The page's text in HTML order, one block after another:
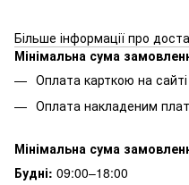
Більше інформації про
Мінімальна сума
Оплата карткою на сайті
Оплата накладеним
Мінімальна сума
Будні: 09:00–18:00